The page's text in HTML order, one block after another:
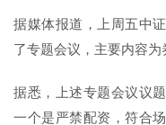
据媒体报道，上周五中
了专题会议，主要内容为
据悉，上述专题会议议
一个是严禁配资，符合